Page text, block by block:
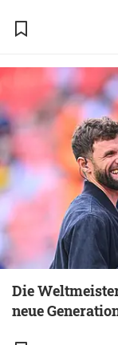
Die
neue